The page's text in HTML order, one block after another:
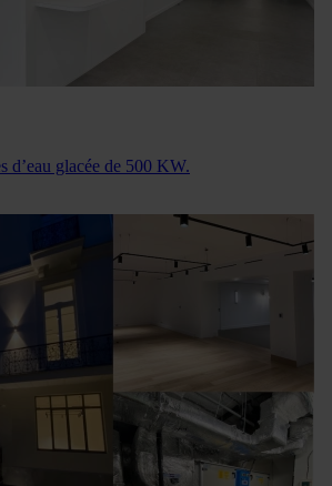
d’eau glacée de 500 KW.